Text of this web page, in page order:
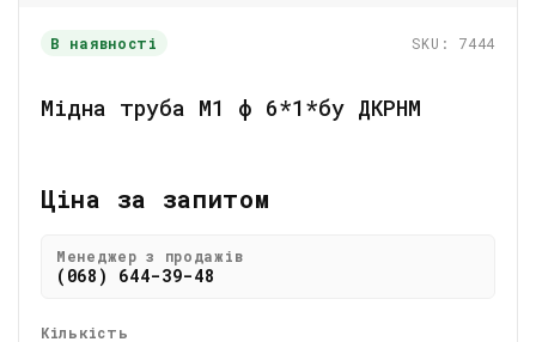
В наявності SKU: 7444
Мідна труба М1 ф 6*1*бу ДКРНМ
Ціна за запитом
Менеджер з продажів
(068) 644-39-48
Кількість